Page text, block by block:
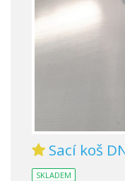
Sací koš
SKLADEM